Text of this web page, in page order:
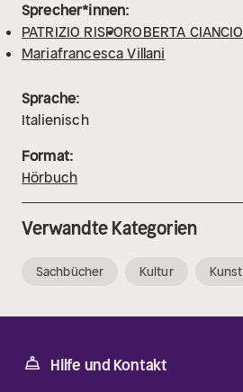
Sprecher*innen:
PATRIZIO RISPOROBERTA CIANCIO
Mariafrancesca Villani
Sprache:
Italienisch
Format:
Hörbuch
Verwandte Kategorien
Sachbücher Kultur Kunst
Hilfe und Kontakt